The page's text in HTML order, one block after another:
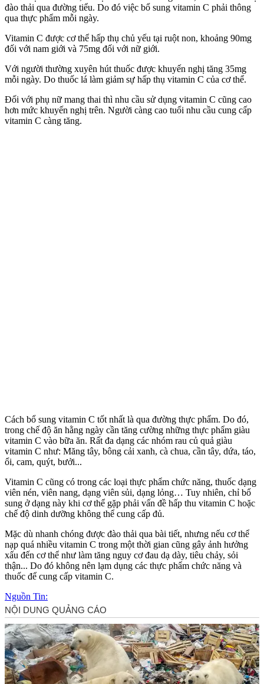
đào thải qua đường tiểu. Do đó việc bổ sung vitamin C phải thông
qua thực phẩm mỗi ngày.
Vitamin C được c‌ơ th‌ể hấp thụ chủ yếu tại ruột non, khoảng 90mg
đối với nam giới và 75mg đối với nữ giới.
Với người thường xuyên hút thuốc được khuyến nghị tăng 35mg
mỗi ngày. Do thu‌ốc l‌á làm giảm sự hấp thụ vitamin C của c‌ơ th‌ể.
Đối với phụ nữ mang thai thì nhu cầu sử dụng vitamin C cũng cao
hơn mức khuyến nghị trên. Người càng cao tuổi nhu cầu cung cấp
vitamin C càng tăng.
Cách bổ sung vitamin C tốt nhất là qua đường thực phẩm. Do đó,
trong chế độ ăn hằng ngày cần tăng cường những thực phẩm giàu
vitamin C vào bữa ăn. Rất đa dạng các nhóm rau củ quả giàu
vitamin C như: Măng tây, bông cải xanh, cà chua, cần tây, dứa, táo,
ổi, cam, quýt, bưởi...
Vitamin C cũng có trong các loại thực phẩm chức năng, thuốc dạng
viên nén, viên nang, dạng viên sủi, dạng lỏng… Tuy nhiên, chỉ bổ
sung ở dạng này khi c‌ơ th‌ể gặp phải vấn đề hấp thu vitamin C hoặc
chế độ dinh dưỡng không thể cung cấp đủ.
Mặc dù nhanh chóng được đào thải qua bài tiết, nhưng nếu c‌ơ th‌ể
nạp quá nhiều vitamin C trong một thời gian cũng gây ảnh hưởng
xấu đến c‌ơ th‌ể như làm tăng nguy cơ đau dạ dày, tiêu chảy, sỏi
thận... Do đó không nên lạ‌m dụn‌g các thực phẩm chức năng và
thuốc để cung cấp vitamin C.
Nguồn Tin: